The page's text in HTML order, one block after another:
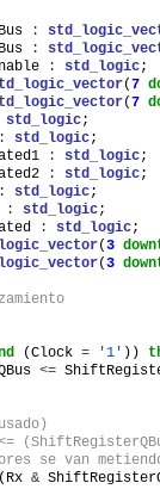
:
:
: std_logic;
(7
(7
std_logic;
: std_logic;
: std_logic;
: std_logic;
: std_logic;
: std_logic;
: std_logic;
(3
(3
(Clock = '1' ))
<=
se van
&